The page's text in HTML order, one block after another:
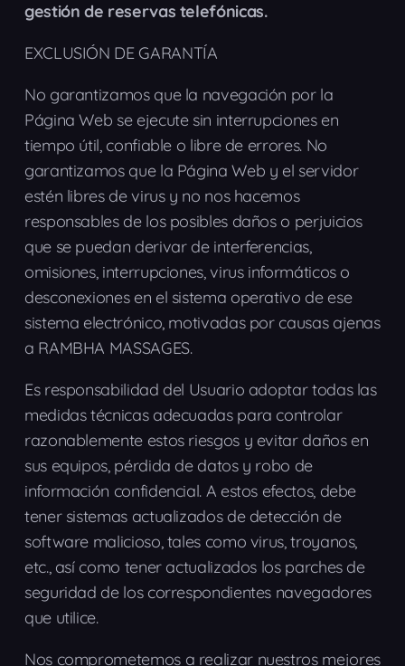
gestión de reservas telefónicas.
EXCLUSIÓN DE GARANTÍA
No garantizamos que la navegación por la
Página Web se ejecute sin interrupciones en
tiempo útil, confiable o libre de errores. No
garantizamos que la Página Web y el servidor
estén libres de virus y no nos hacemos
responsables de los posibles daños o perjuicios
que se puedan derivar de interferencias,
omisiones, interrupciones, virus informáticos o
desconexiones en el sistema operativo de ese
sistema electrónico, motivadas por causas ajenas
a RAMBHA MASSAGES.
Es responsabilidad del Usuario adoptar todas las
medidas técnicas adecuadas para controlar
razonablemente estos riesgos y evitar daños en
sus equipos, pérdida de datos y robo de
información confidencial. A estos efectos, debe
tener sistemas actualizados de detección de
software malicioso, tales como virus, troyanos,
etc., así como tener actualizados los parches de
seguridad de los correspondientes navegadores
que utilice.
Nos comprometemos a realizar nuestros mejores